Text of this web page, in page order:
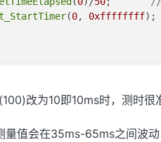
(0, 0xffffffff);
中断
(1); // 使能定时器中断
改为10即10ms时，测时很
量值会在35ms-65ms之间波